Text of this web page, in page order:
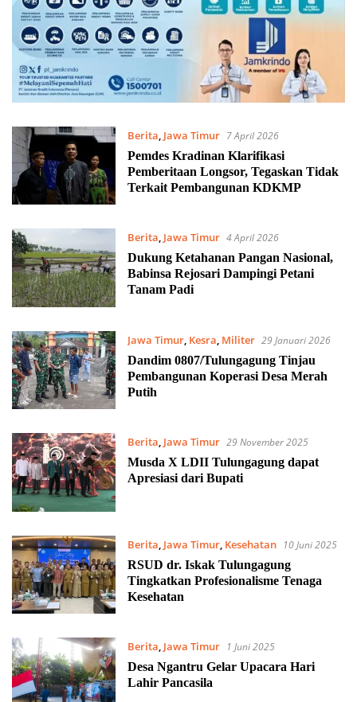
Berita, Jawa Timur 7 April 2026
Pemdes Kradinan Klarifikasi
Pemberitaan Longsor, Tegaskan Tidak
Terkait Pembangunan KDKMP
Berita, Jawa Timur 4 April 2026
Dukung Ketahanan Pangan Nasional,
Babinsa Rejosari Dampingi Petani
Tanam Padi
Jawa Timur, Kesra Militer 29 Januari 2026
Dandim 0807/Tulungagung Tinjau
Pembangunan Koperasi Desa Merah
Putih
Berita, Jawa Timur 29 November 2025
Musda X LDII Tulungagung dapat
Apresiasi dari Bupati
Berita Jawa Timur, Kesehatan
10 Juni 2025
RSUD dr. Iskak Tulungagung
Tingkatkan Profesionalisme Tenaga
Kesehatan
Berita, Jawa Timur
1 Juni 2025
Desa Ngantru Gelar Upacara Hari
Lahir Pancasila